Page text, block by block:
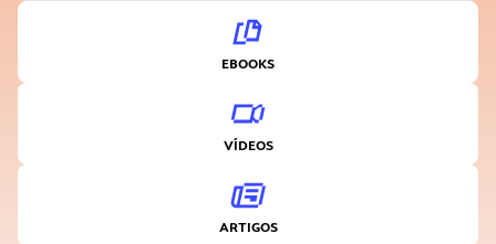
EBOOKS
VÍDEOS
ARTIGOS